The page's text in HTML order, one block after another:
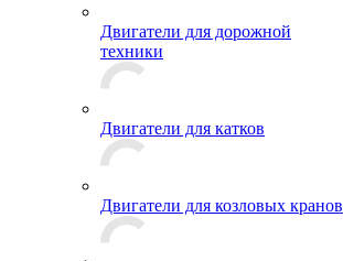
Двигатели для дорожной
техники
Двигатели для катков
Двигатели для козловых кранов